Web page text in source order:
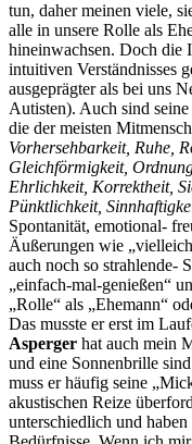
tun, daher meinen viele,
alle in unsere Rolle als
hineinwachsen. Doch die
intuitiven Verständnisses
ausgeprägter als bei uns
Autisten). Auch sind
die der meisten
Vorhersehbarkeit, Ruhe,
Gleichförmigkeit,
Ehrlichkeit, Korrektheit,
Pünktlichkeit,
Spontanität, emotional-
Äußerungen wie
auch noch so strahlende-
„einfach-mal-genießen“
„Rolle“ als „Ehemann“
Das musste er erst im
Asperger hat auch mein
und eine Sonnenbrille
muss er häufig seine
akustischen Reize
unterschiedlich und